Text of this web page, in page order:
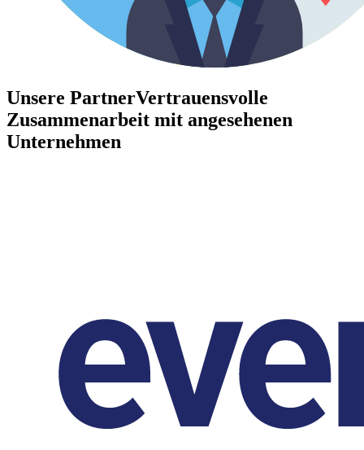
Unsere PartnerVertrauensvolle
Zusammenarbeit mit angesehenen
Unternehmen